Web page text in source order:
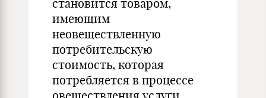
становится товаром,
имеющим
неовеществленную
потребительскую
стоимость, которая
потребляется в процессе